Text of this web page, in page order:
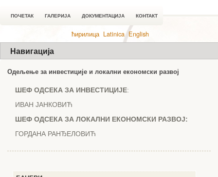
ПОЧЕТАК ГАЛЕРИЈА ДОКУМЕНТАЦИЈА КОНТАКТ
ћирилица Latinica English
Навигација
Одељење за инвестиције и локални економски развој
ШЕФ ОДСЕКА ЗА ИНВЕСТИЦИЈЕ:
ИВАН ЈАНКОВИЋ
ШЕФ ОДСЕКА ЗА ЛОКАЛНИ ЕКОНОМСКИ РАЗВОЈ:
ГОРДАНА РАНЂЕЛОВИЋ